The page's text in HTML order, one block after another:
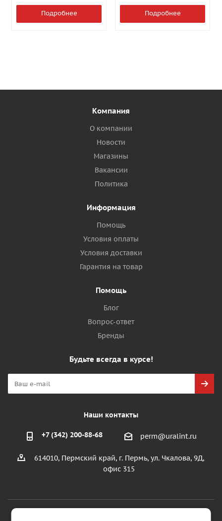
Подробнее Подробнее
Компания
О компании
Новости
Магазины
Вакансии
Политика
Информация
Помощь
Условия оплаты
Условия доставки
Гарантия на товар
Помощь
Блог
Вопрос-ответ
Бренды
Будьте всегда в курсе!
Наши контакты
+7 (342) 200-88-68 perm@uralint.ru
614010, Пермский край, г. Пермь, ул. Чкалова, 9Д,
офис 315